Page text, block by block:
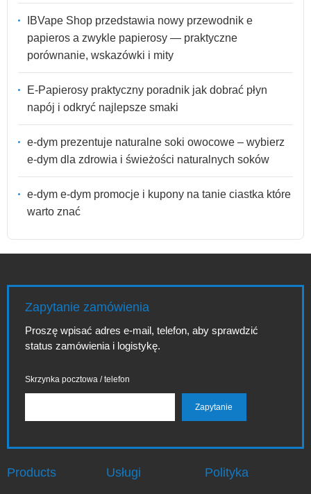
IBVape Shop przedstawia nowy przewodnik e
papieros a zwykle papierosy — praktyczne
porównanie, wskazówki i mity
E-Papierosy praktyczny poradnik jak dobrać płyn
napój i odkryć najlepsze smaki
e-dym prezentuje naturalne soki owocowe – wybierz
e-dym dla zdrowia i świeżości naturalnych soków
e-dym e-dym promocje i kupony na tanie ciastka które
warto znać
Zapytanie zamówienia
Proszę wpisać adres e-mail, telefon, aby sprawdzić
status zamówienia i logistykę.
Skrzynka pocztowa / telefon
Products Usługi Polityka